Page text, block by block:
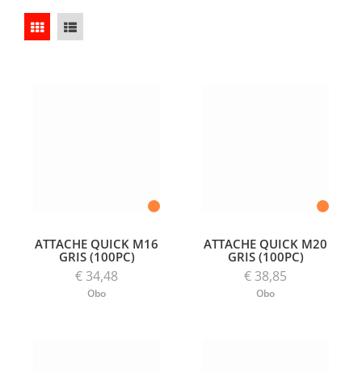
ATTACHE QUICK M16
GRIS (100PC)
€ 34,48
Obo
ATTACHE QUICK M20
GRIS (100PC)
€ 38,85
Obo